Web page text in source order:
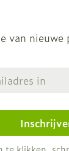
van nieuwe